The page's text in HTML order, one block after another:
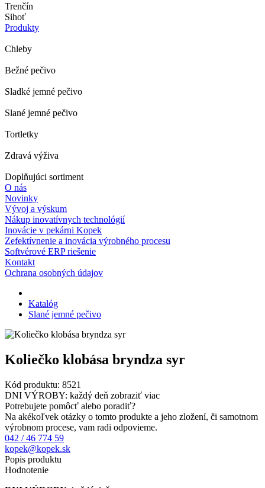
Trenčín
Sihoť
Produkty
Chleby
Bežné pečivo
Sladké jemné pečivo
Slané jemné pečivo
Tortletky
Zdravá výživa
Doplňujúci sortiment
O nás
Novinky
Vývoj a výskum
Nákup inovatívnych technológií
Inovácie v pekárni Kopek
Zefektívnenie a inovácia výrobného procesu
Softvérové ERP riešenie
Kontakt
Ochrana osobných údajov
Katalóg
Slané jemné pečivo
Koliečko klobása bryndza syr
Kód produktu: 8521
DNI VÝROBY: každý deň zobraziť viac
Potrebujete pomôcť alebo poradiť?
Na akékoľvek otázky o tomto produkte a jeho zložení, či samotnom
výrobnom procese, vam radi odpovieme.
042 / 46 774 59
kopek@kopek.sk
Popis produktu
Hodnotenie